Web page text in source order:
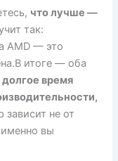
что лучше —
так:
AMD — это
итоге — оба
время
зависит не от
именно вы